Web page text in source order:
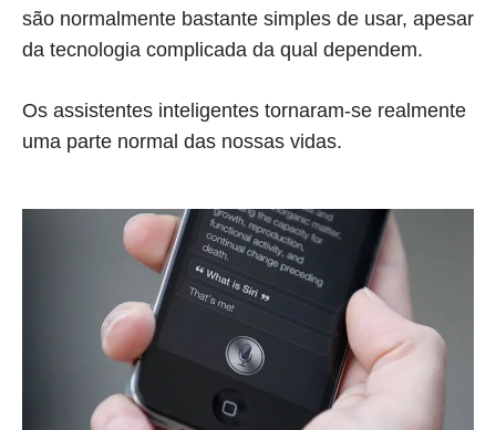
são normalmente bastante simples de usar, apesar
da tecnologia complicada da qual dependem.
Os assistentes inteligentes tornaram-se realmente
uma parte normal das nossas vidas.